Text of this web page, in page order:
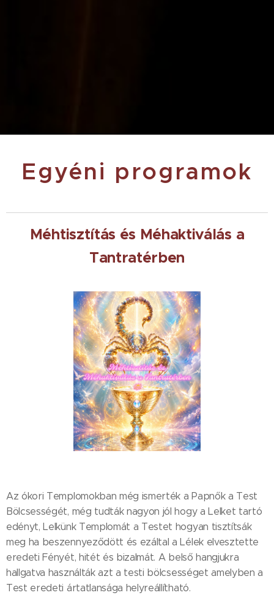
Egyéni programok
Méhtisztítás és Méhaktiválás a
Tantratérben
Az ókori Templomokban még ismerték a Papnők a Test
Bölcsességét, még tudták nagyon jól hogy a Lelket tartó
edényt, Lelkünk Templomát a Testet hogyan tisztítsák
meg ha beszennyeződött és ezáltal a Lélek elvesztette
eredeti Fényét, hitét és bizalmát. A belső hangjukra
hallgatva használták azt a testi bölcsességet amelyben a
Test eredeti ártatlansága helyreállítható.